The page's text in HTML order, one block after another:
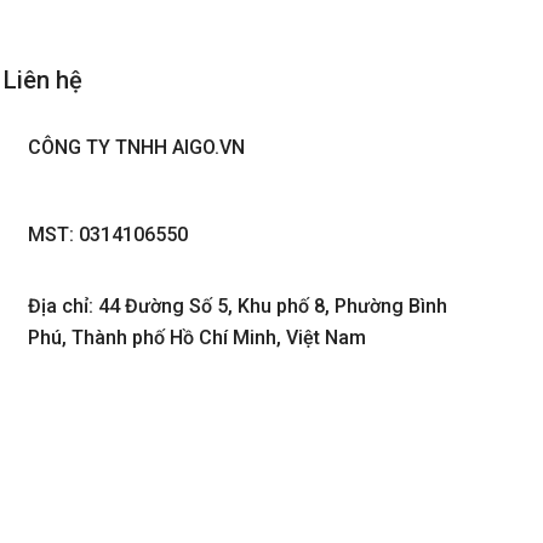
Liên hệ
CÔNG TY TNHH AIGO.VN
MST: 0314106550
Địa chỉ: 44 Đường Số 5, Khu phố 8, Phường Bình
Phú, Thành phố Hồ Chí Minh, Việt Nam